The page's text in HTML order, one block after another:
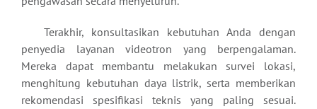
Terakhir, konsultasikan kebutuhan Anda dengan
penyedia layanan videotron yang berpengalaman.
Mereka dapat membantu melakukan survei lokasi,
menghitung kebutuhan daya listrik, serta memberikan
rekomendasi spesifikasi teknis yang paling sesuai.